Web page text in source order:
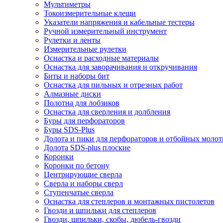
Мультиметры
Токоизмерительные клещи
Указатели напряжения и кабельные тестеры
Ручной измерительный инструмент
Рулетки и ленты
Измерительные рулетки
Оснастка и расходные материалы
Оснастка для заворачивания и откручивания
Биты и наборы бит
Оснастка для пильных и отрезных работ
Алмазные диски
Полотна для лобзиков
Оснастка для сверления и долбления
Буры для перфораторов
Буры SDS-Plus
Долота и пики для перфораторов и отбойных
Долота SDS-plus плоские
Коронки
Коронки по бетону
Центрирующие сверла
Сверла и наборы сверл
Ступенчатые сверла
Оснастка для степлеров и монтажных пистолетов
Гвозди и шпильки для степлеров
Гвозди, шпильки, скобы, дюбель-гвозди